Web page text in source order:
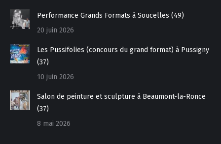
Performance Grands Formats à Soucelles (49)
20 juin 2026
Les Pussifolies (concours du grand format) à Pussigny
(37)
10 juin 2026
Salon de peinture et sculpture à Beaumont-la-Ronce
(37)
8 mai 2026